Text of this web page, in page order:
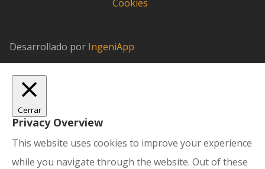
Cookies
Desarrollado por IngeniApp
Cerrar
Privacy Overview
This website uses cookies to improve your experience
while you navigate through the website. Out of these